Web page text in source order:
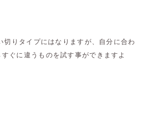
切りタイプにはなりますが、自分に合わ
ぐに違うものを試す事ができますよ